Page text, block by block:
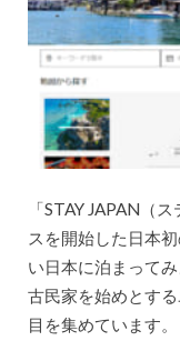
「STAY JAPAN（
スを開始した日本
い日本に泊まって
古民家を始めとす
目を集めています。